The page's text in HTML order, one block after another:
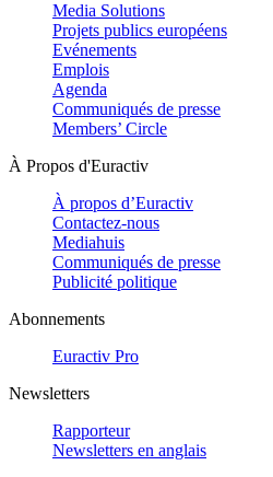
Media Solutions
Projets publics européens
Evénements
Emplois
Agenda
Communiqués de presse
Members’ Circle
À Propos d'Euractiv
À propos d’Euractiv
Contactez-nous
Mediahuis
Communiqués de presse
Publicité politique
Abonnements
Euractiv Pro
Newsletters
Rapporteur
Newsletters en anglais